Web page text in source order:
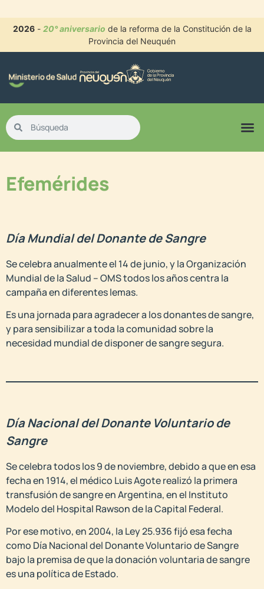
2026- 20° aniversario de la reforma de la Constitución de la
Provincia del Neuquén
Efemérides
Día Mundial del Donante de Sangre
Se celebra anualmente el 14 de junio, y la Organización
Mundial de la Salud – OMS todos los años centra la
campaña en diferentes lemas.
Es una jornada para agradecer a los donantes de sangre,
y para sensibilizar a toda la comunidad sobre la
necesidad mundial de disponer de sangre segura.
Día Nacional del Donante Voluntario de
Sangre
Se celebra todos los 9 de noviembre, debido a que en esa
fecha en 1914, el médico Luis Agote realizó la primera
transfusión de sangre en Argentina, en el Instituto
Modelo del Hospital Rawson de la Capital Federal.
Por ese motivo, en 2004, la Ley 25.936 fijó esa fecha
como Día Nacional del Donante Voluntario de Sangre
bajo la premisa de que la donación voluntaria de sangre
es una política de Estado.